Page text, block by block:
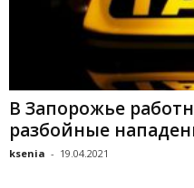
В Запорожье
разбойные
ksenia - 19.04.2021